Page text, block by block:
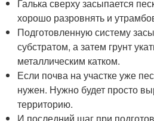
Галька сверху засыпается
хорошо разровнять и
Подготовленную систему
субстратом, а затем грунт
металлическим катком.
Если почва на участке уже
нужен. Нужно будет просто
территорию.